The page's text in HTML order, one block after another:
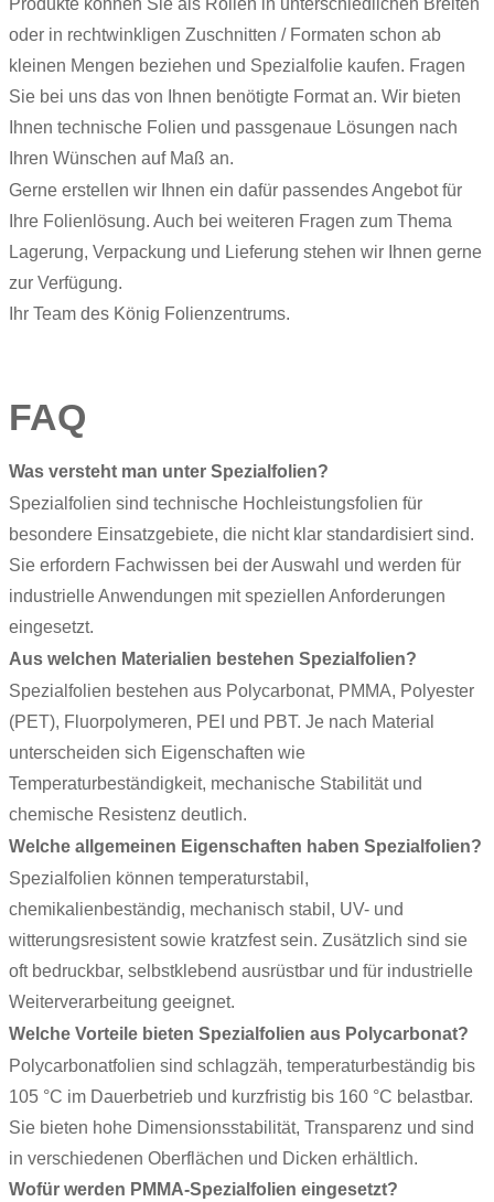
Produkte können Sie als Rollen in unterschiedlichen Breiten
oder in rechtwinkligen Zuschnitten / Formaten schon ab
kleinen Mengen beziehen und Spezialfolie kaufen. Fragen
Sie bei uns das von Ihnen benötigte Format an. Wir bieten
Ihnen technische Folien und passgenaue Lösungen nach
Ihren Wünschen auf Maß an.
Gerne erstellen wir Ihnen ein dafür passendes Angebot für
Ihre Folienlösung. Auch bei weiteren Fragen zum Thema
Lagerung, Verpackung und Lieferung stehen wir Ihnen gerne
zur Verfügung.
Ihr Team des König Folienzentrums.
FAQ
Was versteht man unter Spezialfolien?
Spezialfolien sind technische Hochleistungsfolien für
besondere Einsatzgebiete, die nicht klar standardisiert sind.
Sie erfordern Fachwissen bei der Auswahl und werden für
industrielle Anwendungen mit speziellen Anforderungen
eingesetzt.
Aus welchen Materialien bestehen Spezialfolien?
Spezialfolien bestehen aus Polycarbonat, PMMA, Polyester
(PET), Fluorpolymeren, PEI und PBT. Je nach Material
unterscheiden sich Eigenschaften wie
Temperaturbeständigkeit, mechanische Stabilität und
chemische Resistenz deutlich.
Welche allgemeinen Eigenschaften haben Spezialfolien?
Spezialfolien können temperaturstabil,
chemikalienbeständig, mechanisch stabil, UV- und
witterungsresistent sowie kratzfest sein. Zusätzlich sind sie
oft bedruckbar, selbstklebend ausrüstbar und für industrielle
Weiterverarbeitung geeignet.
Welche Vorteile bieten Spezialfolien aus Polycarbonat?
Polycarbonatfolien sind schlagzäh, temperaturbeständig bis
105 °C im Dauerbetrieb und kurzfristig bis 160 °C belastbar.
Sie bieten hohe Dimensionsstabilität, Transparenz und sind
in verschiedenen Oberflächen und Dicken erhältlich.
Wofür werden PMMA-Spezialfolien eingesetzt?